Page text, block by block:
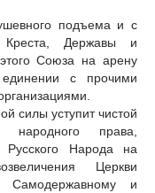
подъема и с
Державы и
Союза на арену
с прочими
силы уступит чистой
права,
Русского Народа на
Церкви
Самодержавному и